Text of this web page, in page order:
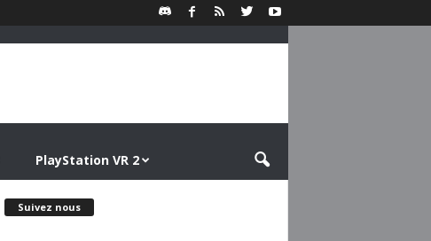
PlayStation VR 2
Suivez nous